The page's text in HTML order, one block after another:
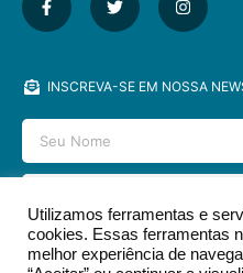
INSCREVA-SE EM NOSSA
Utilizamos ferramentas e
cookies. Essas ferramentas
melhor experiência de